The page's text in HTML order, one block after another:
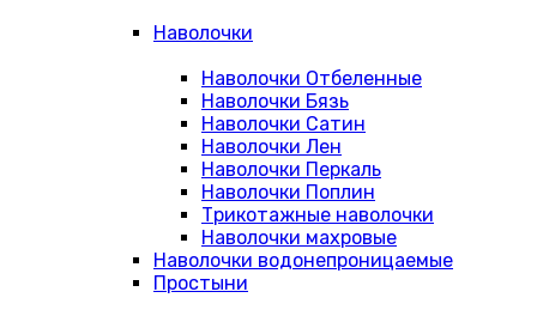
Наволочки
Наволочки Отбеленные
Наволочки Бязь
Наволочки Сатин
Наволочки Лен
Наволочки Перкаль
Наволочки Поплин
Трикотажные наволочки
Наволочки махровые
Наволочки водонепроницаемые
Простыни